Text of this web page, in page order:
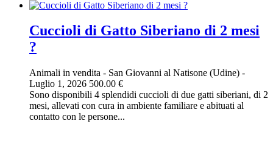
Cuccioli di Gatto Siberiano di 2 mesi
?
Animali in vendita - San Giovanni al Natisone (Udine) -
Luglio 1, 2026 500.00 €
Sono disponibili 4 splendidi cuccioli di due gatti siberiani, di 2
mesi, allevati con cura in ambiente familiare e abituati al
contatto con le persone...